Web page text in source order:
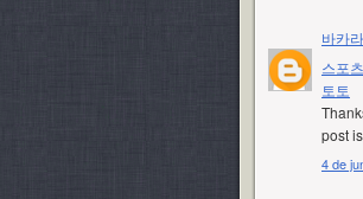
바카
스포
토토
post
4 de